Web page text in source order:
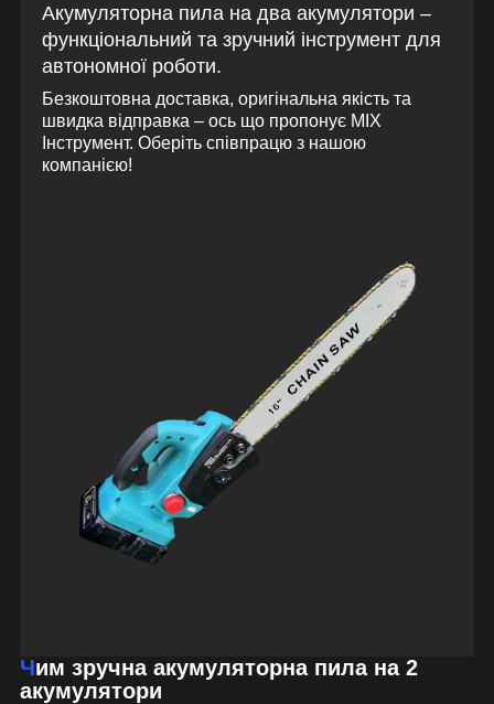
Акумуляторна пила на два акумулятори –
функціональний та зручний інструмент для
автономної роботи.
Безкоштовна доставка, оригінальна якість та
швидка відправка – ось що пропонує MIX
Інструмент. Оберіть співпрацю з нашою
компанією!
Чим зручна акумуляторна пила на 2
акумулятори